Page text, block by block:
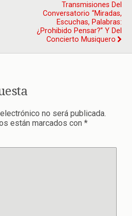
Transmisiones Del
Conversatorio “Miradas,
Escuchas, Palabras:
¿prohibido Pensar?” Y Del
Concierto Musiquero
no será publicada.
están marcados con *